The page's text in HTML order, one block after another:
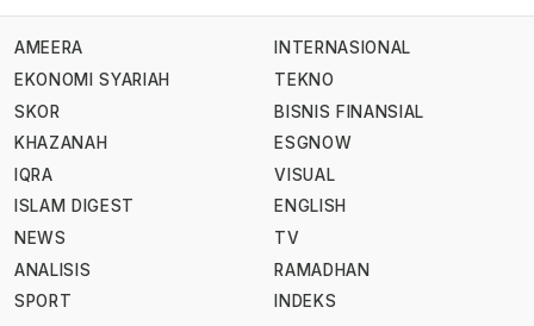
AMEERA
EKONOMI SYARIAH
SKOR
KHAZANAH
IQRA
ISLAM DIGEST
NEWS
ANALISIS
SPORT
INTERNASIONAL
TEKNO
BISNIS FINANSIAL
ESGNOW
VISUAL
ENGLISH
TV
RAMADHAN
INDEKS